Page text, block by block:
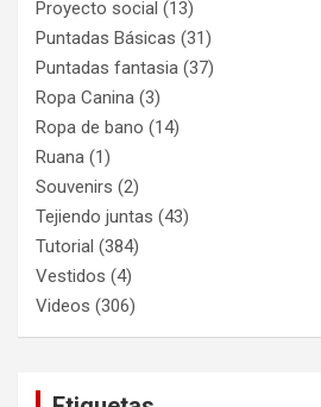
Proyecto social (13)
Puntadas Básicas (31)
Puntadas fantasia (37)
Ropa Canina (3)
Ropa de bano (14)
Ruana (1)
Souvenirs (2)
Tejiendo juntas (43)
Tutorial (384)
Vestidos (4)
Videos (306)